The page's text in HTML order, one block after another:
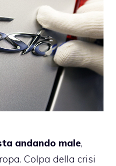
andando male,
Colpa della crisi